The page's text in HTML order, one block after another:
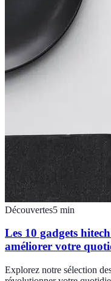
Découvertes5 min
Les 10 gadgets
améliorer votre
Explorez notre sélection